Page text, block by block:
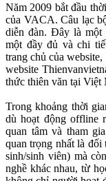
Năm 2009 bắt đầu
của VACA. Câu lạc
diễn đàn. Đây là một
một đầy đủ và chi
trang chủ của
website
thức thiên văn tại Việt
Trong khoảng thời
dù hoạt động offline
quan tâm và tham
quan trọng nhất là
sinh/sinh viên) mà
nghề khác nhau, từ